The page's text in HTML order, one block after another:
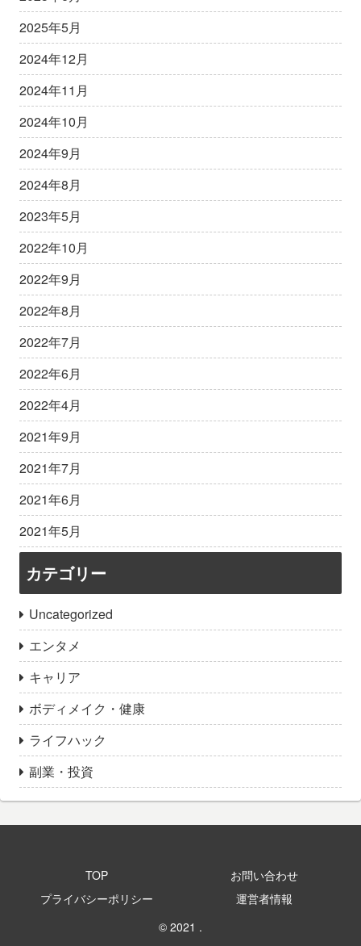
2025年5月
2024年12月
2024年11月
2024年10月
2024年9月
2024年8月
2023年5月
2022年10月
2022年9月
2022年8月
2022年7月
2022年6月
2022年4月
2021年9月
2021年7月
2021年6月
2021年5月
カテゴリー
Uncategorized
エンタメ
キャリア
ボディメイク・健康
ライフハック
副業・投資
TOP
お問い合わせ
プライバシーポリシー
運営者情報
© 2021 .